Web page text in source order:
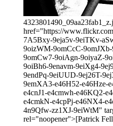
href="https://
7A5Bxy-9eja5v-9eiTKv-
9oizWM-9omCcC-
9omCw7-9oiAgn-9oiyaZ-
9oiBh6-9enavm-9eiXg4-
9endPq-9eiUUD-9ej26T-
9emXA3-e46H52-e46Hze-
e4cnJ1-e4cmwh-e46KQ2-
e4cmkN-e4cpPj-e46NX4-
4n9Qfw-zz1XJ-9eiWtM"
rel="noopener">[Patrick